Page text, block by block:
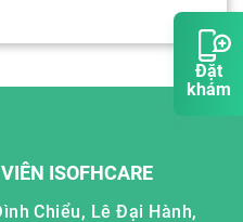
Đặt
khám
ISOFHCARE
Chiểu, Lê Đại Hành,